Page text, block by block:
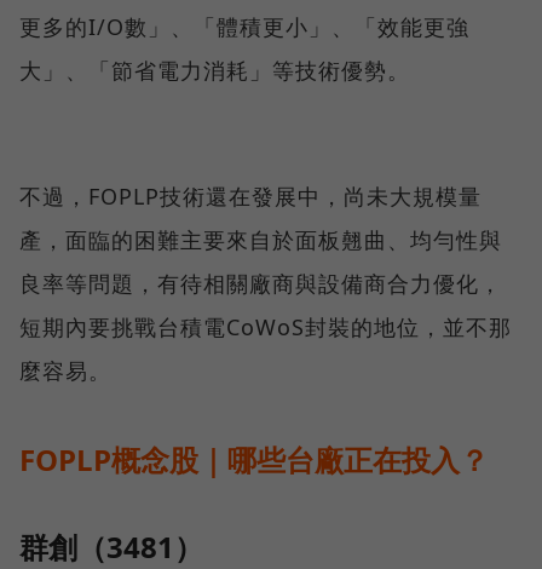
更多的I/O數」、「體積更小」、「效能更強
大」、「節省電力消耗」等技術優勢。
不過，FOPLP技術還在發展中，尚未大規模量
產，面臨的困難主要來自於面板翹曲、均勻性與
良率等問題，有待相關廠商與設備商合力優化，
短期內要挑戰台積電CoWoS封裝的地位，並不那
麼容易。
FOPLP概念股｜哪些台廠正在投入？
群創（3481）